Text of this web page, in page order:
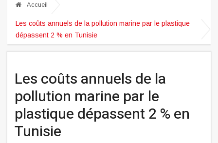
Accueil
Les coûts annuels de la pollution marine par le plastique
dépassent 2 % en Tunisie
Les coûts annuels de la
pollution marine par le
plastique dépassent 2 % en
Tunisie